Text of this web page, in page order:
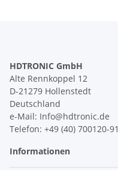
HDTRONIC GmbH
Alte Rennkoppel 12
D-21279 Hollenstedt
Deutschland
e-Mail: Info@hdtronic.de
Telefon: +49 (40) 700120-91
Informationen